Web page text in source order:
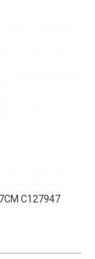
C127947